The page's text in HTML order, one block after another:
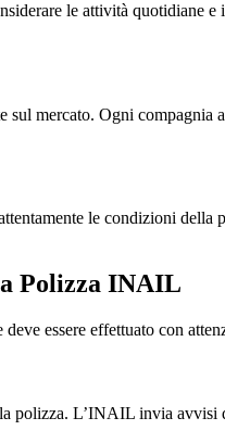
le attività quotidiane
sul mercato. Ogni
le condizioni
Polizza INAIL
essere effettuato con
polizza. L’INAIL invia